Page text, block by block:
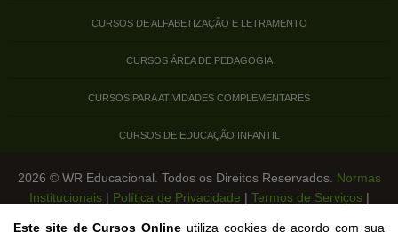
CURSOS DE ALFABETIZAÇÃO E LETRAMENTO
CURSOS ÁREA DE PEDAGOGIA
CURSOS PARA ATIVIDADES COMPLEMENTARES
CURSOS DE EDUCAÇÃO INFANTIL
2026 © WR Educacional. Todos os Direitos Reservados. Normas
Institucionais| Política de Privacidade | Termos de Serviços|
Este site de Cursos Online utiliza cookies de acordo com sua